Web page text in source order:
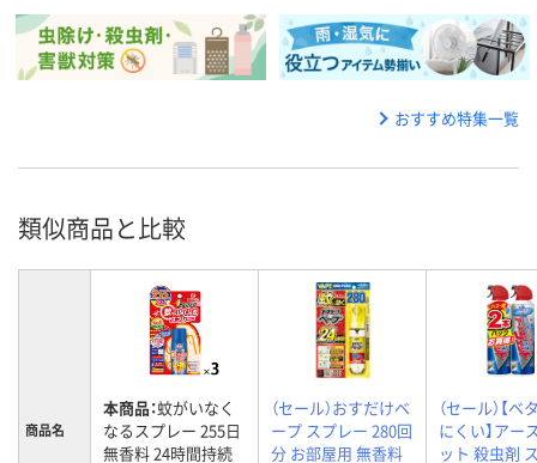
おすすめ特集一覧
類似商品と比較
商品名
本商品：蚊がいなく
なるスプレー 255日
無香料 24時間持続
（セール）おすだけベ
ープ スプレー 280回
分 お部屋用 無香料
（セール）【ベ
にくい】アー
ット 殺虫剤